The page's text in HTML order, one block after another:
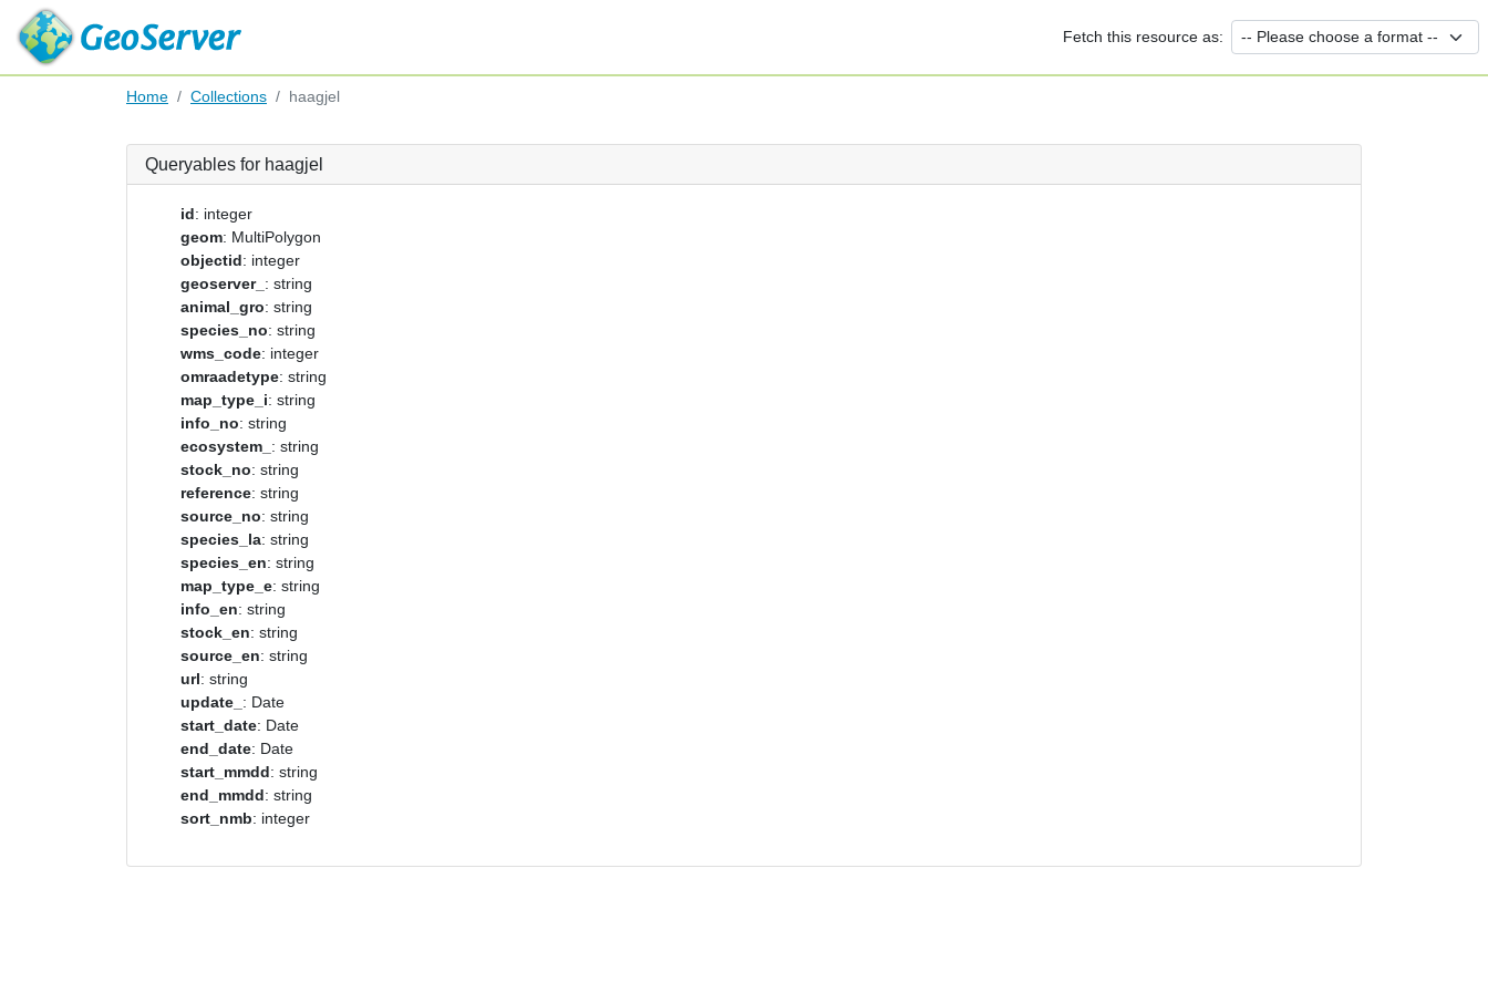
Fetch this resource as:
Home Collections haagjel
Queryables for haagjel
id: integer
geom: MultiPolygon
objectid: integer
geoserver_ : string
animal_gro: string
species_no: string
wms_code: integer
omraadetype: string
map_type_i: string
info_no: string
ecosystem_ : string
stock_no: string
reference: string
source_no: string
species_la: string
species_en: string
map_type_e: string
info_en: string
stock_en: string
source_en: string
url: string
update_ : Date
start_date: Date
end_date: Date
start_mmdd: string
end_mmdd: string
sort_nmb: integer